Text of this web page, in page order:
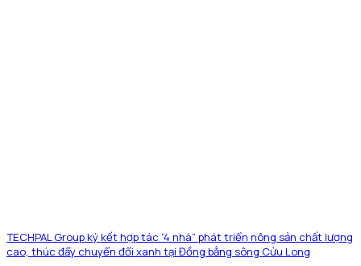
TECHPAL Group ký kết hợp tác “4 nhà” phát triển nông sản chất lượng
cao, thúc đẩy chuyển đổi xanh tại Đồng bằng sông Cửu Long